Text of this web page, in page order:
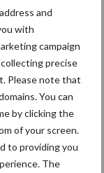
and
with
campaign
precise
Please note that
You can
by clicking the
of your screen.
to providing you
The
en
in